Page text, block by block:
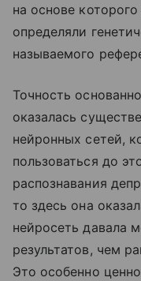
на основе
определяли
называемого
Точность
оказалась
нейронных сетей,
пользоваться до
распознавания
то здесь она
нейросеть давала
результатов, чем
Это особенно